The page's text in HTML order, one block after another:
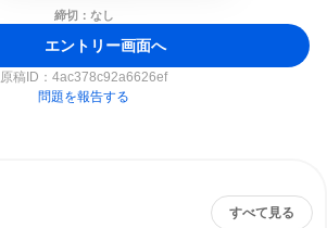
締切：なし
エントリー画面へ
原稿ID： 4ac378c92a6626ef
問題を報告する
すべて見る